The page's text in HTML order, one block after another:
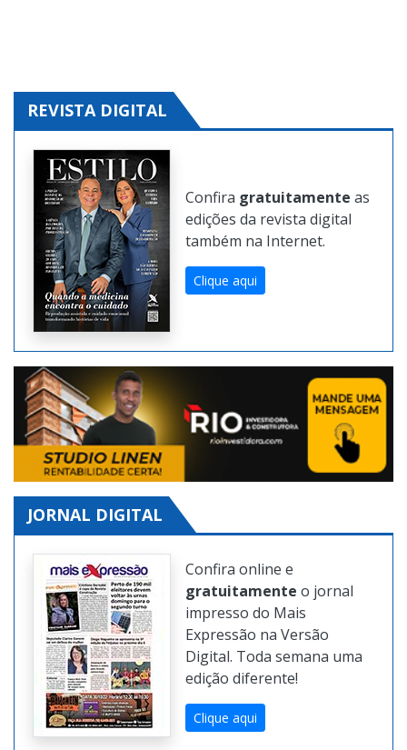
REVISTA DIGITAL
Confiragratuitamente
Clique aqui
JORNAL DIGITAL
Confira online e
gratuitamente
Expressão na Versão